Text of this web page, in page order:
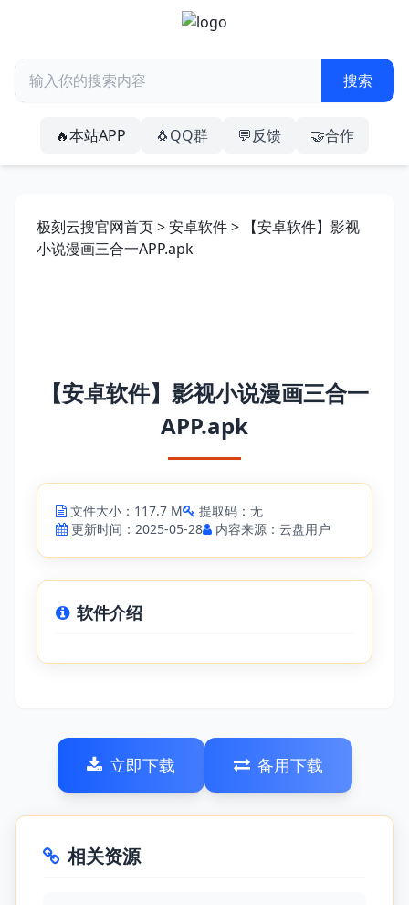
🔥本站APP 🐧QQ群 💬反馈 🤝合作
极刻云搜官网首页>安卓软件> 【安卓软件】影视
小说漫画三合一APP.apk
【安卓软件】影视小说漫画三合一
APP.apk
文件大小：117.7 M
提取码：无
更新时间：2025-05-28
内容来源：云盘用户
软件介绍
立即下载 备用下载
相关资源